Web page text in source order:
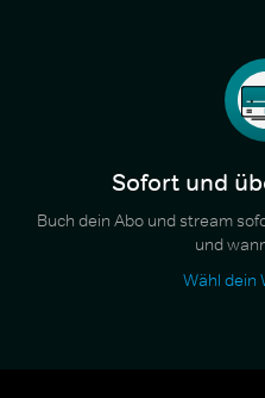
Sofort und
Buch dein Abo und stream
und
Wähl dein